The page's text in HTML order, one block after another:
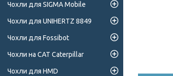
Чохли для SIGMA Mobile
Чохли для UNIHERTZ 8849
Чохли для Fossibot
Чохли на CAT Caterpillar
Чохли для HMD